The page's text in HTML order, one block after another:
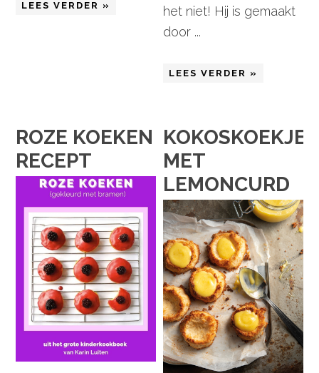
LEES VERDER »
het niet! Hij is gemaakt
door ...
LEES VERDER »
ROZE KOEKEN
RECEPT
KOKOSKOEKJES
MET
LEMONCURD